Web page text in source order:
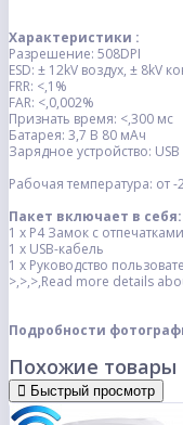
Характеристики :
Разрешение: 508DPI
ESD: ± 12kV воздух, ± 8kV
FRR: <,1%
FAR: <,0,002%
Признать время: <,300 мс
Батарея: 3,7 В 80 мАч
Зарядное устройство:
Рабочая температура: от -
Пакет включает в себя:
1 х P4 Замок с
1 х USB-кабель
1 х Руководство
>,>,>,Read more details
Подробности
Похожие товары
Быстрый просмотр